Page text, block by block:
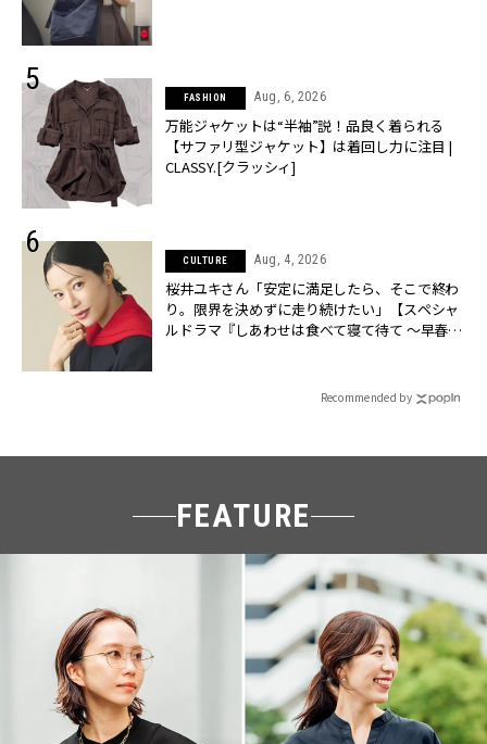
FASHION Aug, 6, 2026
万能ジャケットは“半袖”説！品良く着られる
【サファリ型ジャケット】は着回し力に注目 |
CLASSY.[クラッシィ]
CULTURE Aug, 4, 2026
桜井ユキさん「安定に満足したら、そこで終わ
り。限界を決めずに走り続けたい」【スペシャ
ルドラマ『しあわせは食べて寝て待て ～早春の
Recommended by
FEATURE